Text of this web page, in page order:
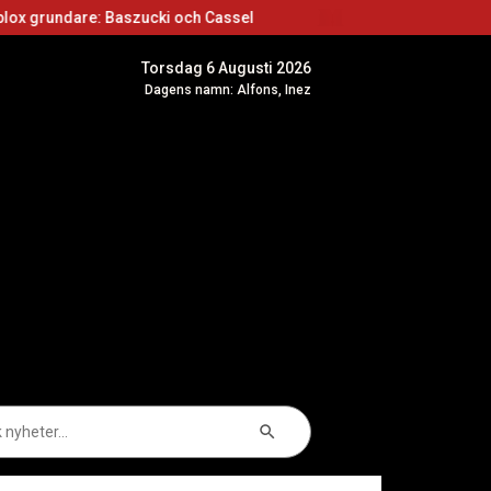
och Cassel
Torsdag 6 Augusti 2026
Dagens namn: Alfons, Inez
Sökknapp